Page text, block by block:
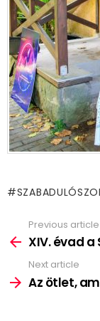
more
Previous article
XIV. évad a
Next article
Az ötlet,